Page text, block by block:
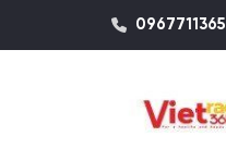
0967711365